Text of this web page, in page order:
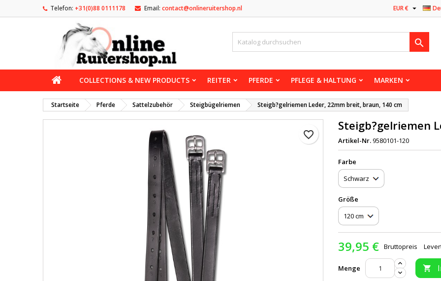
Telefon: +31(0)88 0111178 Email: contact@onlineruitershop.nl EUR € 

COLLECTIONS & NEW PRODUCTS REITER PFERDE PFLEGE & HALTUNG MARKEN
Startseite Pferde Sattelzubehör Steigbügelriemen Steigb?gelriemen Leder, 22mm breit, braun, 140 cm
favorite_border
Steigb?gelriemen
Artikel-Nr.9580101-120
Farbe
Größe
39,95 € Bruttopreis
Menge 